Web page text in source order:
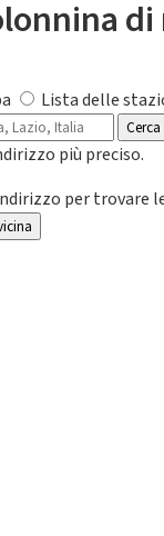
Lista delle
Cerca
più preciso.
per trovare